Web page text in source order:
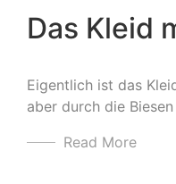
Das Kleid
Eigentlich ist das
aber durch die
Read More